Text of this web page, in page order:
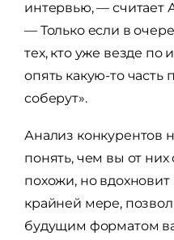
интервью, — считает
— Только если в
тех, кто уже везде по
опять какую-то
соберут».
Анализ конкурентов
понять, чем вы от них
похожи, но
крайней мере,
будущим форматом